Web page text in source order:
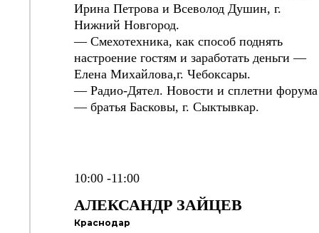
Ирина Петрова и Всеволод Душин, г.
Нижний Новгород.
— Смехотехника, как способ поднять
настроение гостям и заработать деньги —
Елена Михайлова,г. Чебоксары.
— Радио-Дятел. Новости и сплетни форума
— братья Басковы, г. Сыктывкар.
10:00 -11:00
АЛЕКСАНДР ЗАЙЦЕВ
Краснодар